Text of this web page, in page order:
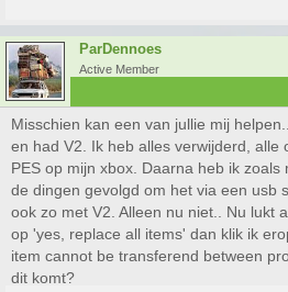
ParDennoes
Active Member
Misschien kan een van jullie mij
en had V2. Ik heb alles verwijderd, alle
PES op mijn xbox. Daarna heb ik
de dingen gevolgd om het via een usb
ook zo met V2. Alleen nu niet.. Nu lukt
op 'yes, replace all items' dan klik ik
item cannot be transferend between
dit komt?